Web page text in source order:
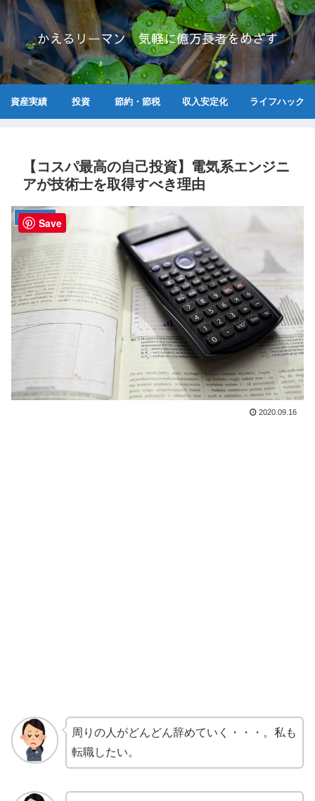
かえるリーマン 気軽に億万長者をめざす
資産実績 投資 節約・節税 収入安定化 ライフハック
【コスパ最高の自己投資】電気系エンジニ
アが技術士を取得すべき理由
収入安定化
2020.09.16
周りの人がどんどん辞めていく・・・。私も
転職したい。
Save